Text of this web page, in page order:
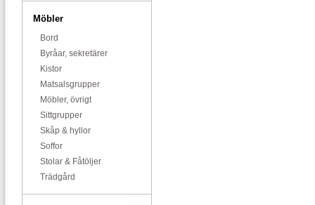
Möbler
Bord
Byråar, sekretärer
Kistor
Matsalsgrupper
Möbler, övrigt
Sittgrupper
Skåp & hyllor
Soffor
Stolar & Fåtöljer
Trädgård